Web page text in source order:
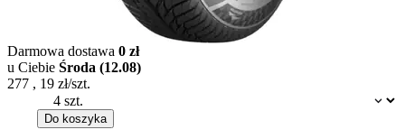
Dostępność:
Darmowa dostawa 0 zł
u Ciebie Środa (12.08)
277 , 19 zł/szt.
Do koszyka